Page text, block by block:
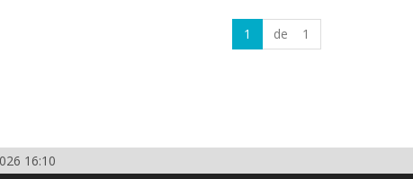
1 de 1
16:10